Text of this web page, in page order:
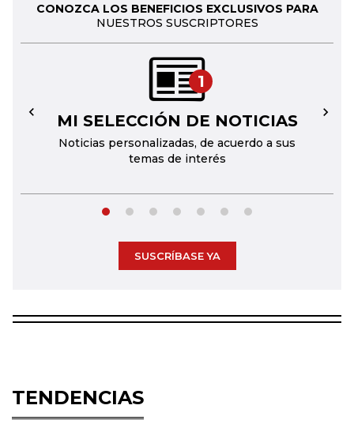
CONOZCA LOS BENEFICIOS EXCLUSIVOS PARA
NUESTROS SUSCRIPTORES
1
MI SELECCIÓN DE NOTICIAS
Noticias personalizadas, de acuerdo a sus
temas de interés
← →
SUSCRÍBASE YA
TENDENCIAS